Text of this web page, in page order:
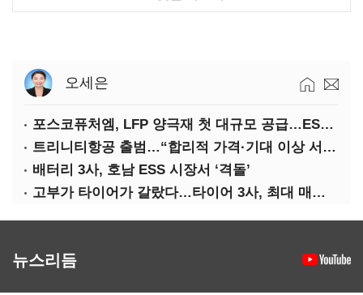
오세은
포스코퓨처엠, LFP 양극재 첫 대규모 공급…ESS 시장 공략
트리니티항공 출범…“합리적 가격·기대 이상 서비스로 승부”
배터리 3사, 호남 ESS 시장서 ‘격돌’
고부가 타이어가 갈랐다…타이어 3사, 최대 매출에도 영업익 희비
뉴스리듬